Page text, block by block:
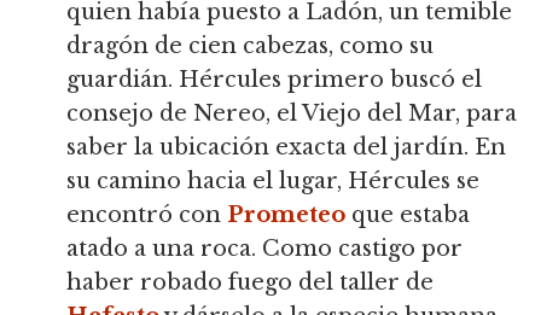
quien había puesto a Ladón, un temible
dragón de cien cabezas, como su
guardián. Hércules primero buscó el
consejo de Nereo, el Viejo del Mar, para
saber la ubicación exacta del jardín. En
su camino hacia el lugar, Hércules se
encontró con Prometeo que estaba
atado a una roca. Como castigo por
haber robado fuego del taller de